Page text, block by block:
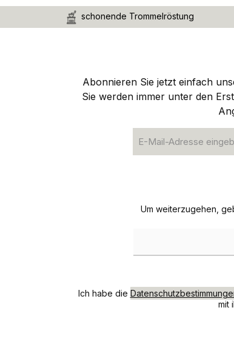
schonende Trommelröstung
Abonnieren Sie jetzt einfach
Sie werden immer unter den
Mail-
Um weiterzugehen,
Ich habe die
mit